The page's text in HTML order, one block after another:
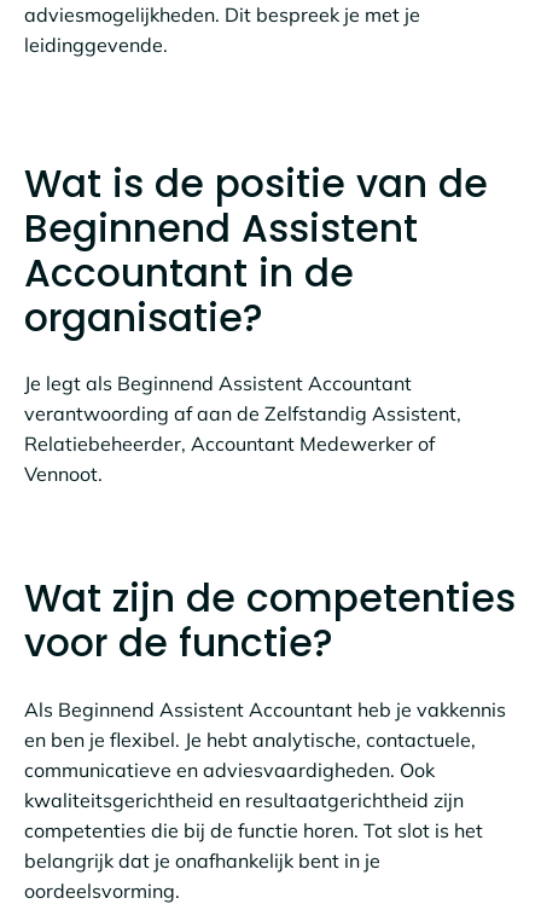
adviesmogelijkheden. Dit bespreek je met je
leidinggevende.
Wat is de positie van de
Beginnend Assistent
Accountant in de
organisatie?
Je legt als Beginnend Assistent Accountant
verantwoording af aan de Zelfstandig Assistent,
Relatiebeheerder, Accountant Medewerker of
Vennoot.
Wat zijn de competenties
voor de functie?
Als Beginnend Assistent Accountant heb je vakkennis
en ben je flexibel. Je hebt analytische, contactuele,
communicatieve en adviesvaardigheden. Ook
kwaliteitsgerichtheid en resultaatgerichtheid zijn
competenties die bij de functie horen. Tot slot is het
belangrijk dat je onafhankelijk bent in je
oordeelsvorming.